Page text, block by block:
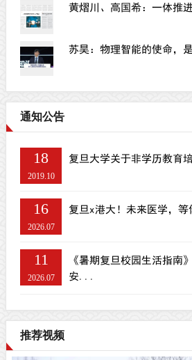
黄熠川、高国希：一体推
苏昊：物理智能的使命，
通知公告
18
2019.10
复旦大学关于非学历教育
16
2026.07
复旦x港大！未来医学，等
11
2026.07
《暑期复旦校园生活指南
安...
推荐视频